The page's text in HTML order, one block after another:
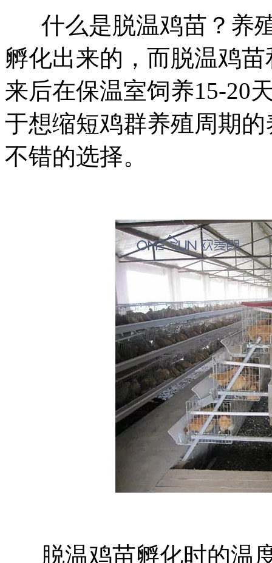
什么是脱温鸡苗？养
孵化出来的，而脱温鸡
来后在保温室饲养15-20
于想缩短鸡群养殖周期
不错的选择。
脱温鸡苗孵化时的温